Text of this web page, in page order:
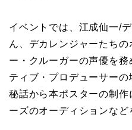
イベントでは、江成仙一/
ん、デカレンジャーたち
ー・クルーガーの声優を
ティブ・プロデューサー
秘話から本ポスターの制
ーズのオーディションなど